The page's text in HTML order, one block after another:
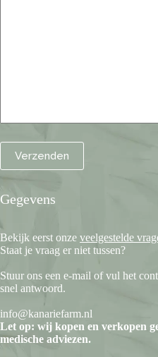
Gegevens
Bekijk eerst onze veelgestelde
Staat je vraag er niet tussen?
Stuur ons een e-mail of vul het
snel antwoord.
info@kanariefarm.nl
Let op: wij kopen en verkopen
medische adviezen.